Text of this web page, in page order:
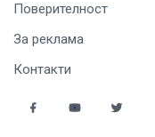
Поверителност
За реклама
Контакти